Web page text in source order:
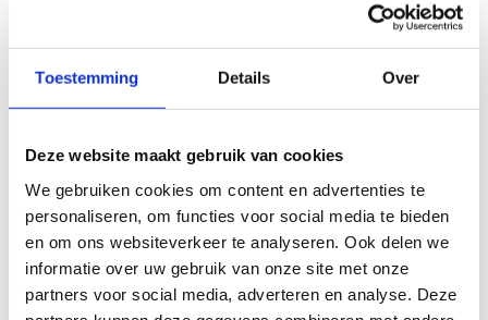
Toestemming Details Over
Deze website maakt gebruik van cookies
We gebruiken cookies om content en advertenties te
personaliseren, om functies voor social media te bieden
en om ons websiteverkeer te analyseren. Ook delen we
informatie over uw gebruik van onze site met onze
partners voor social media, adverteren en analyse. Deze
de kracht van livebeleving en blijven inzetten op
producties die mensen raken, ontroeren en laten genieten,
Anja Van Mensel, CEO van Studio 100 Benelux kijkt met
mogelijk maakt:“Deze nieuwe locatie opent ontzettend
veel mogelijkheden om het publiek met open armen te
ontvangen en hen een heerlijke avond of middag uit te
bezorgen. Met dit tijdelijk theater kunnen we opnieuw een
plek creëren waar herinneringen ontstaan en waar we
artistiek op het allerhoogste niveau kunnen presteren.